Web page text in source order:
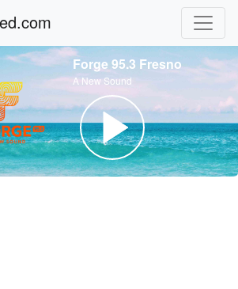
Forge 95.3 Fresno
A New Sound